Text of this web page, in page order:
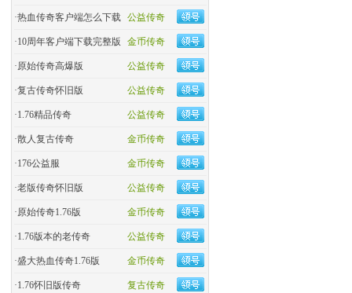
公益传奇
·热血传奇客户端怎么下载
金币传奇
·10周年客户端下载完整版
公益传奇
·原始传奇高爆版
公益传奇
·复古传奇怀旧版
公益传奇
·1.76精品传奇
金币传奇
·散人复古传奇
金币传奇
·176公益服
公益传奇
·老版传奇怀旧版
金币传奇
·原始传奇1.76版
公益传奇
·1.76版本的老传奇
金币传奇
·盛大热血传奇1.76版
复古传奇
·1.76怀旧版传奇